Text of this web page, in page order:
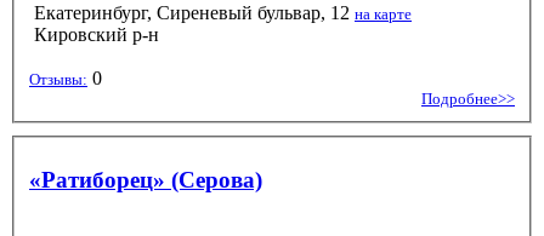
Екатеринбург, Сиреневый бульвар, 12 на карте
Кировский р-н
Отзывы: 0
Подробнее>>
«Ратиборец» (Серова)